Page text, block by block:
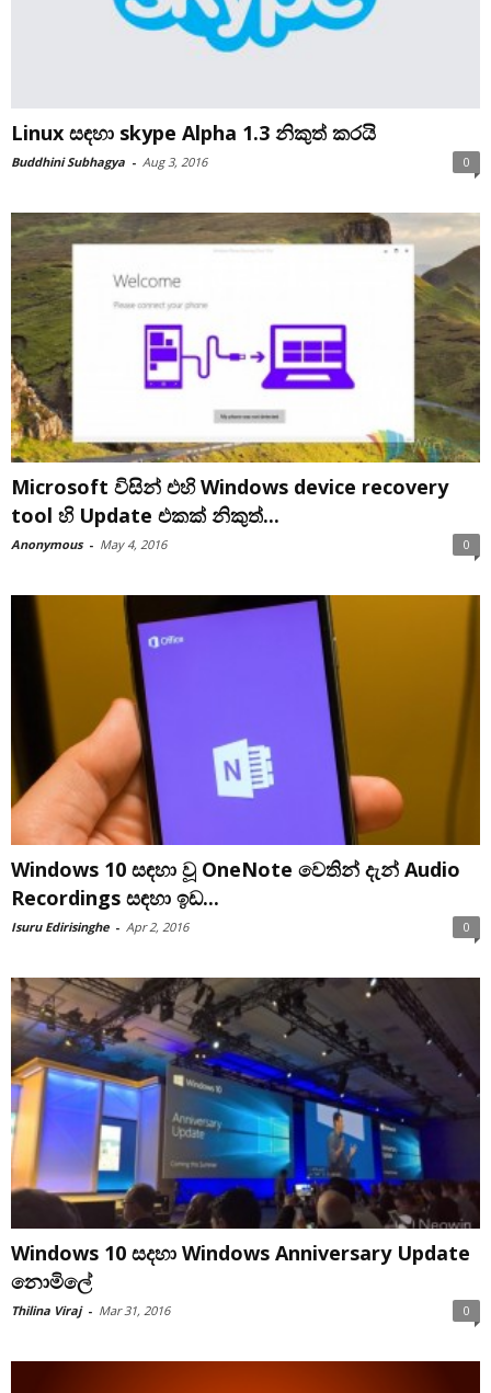
Linux සඳහා skype Alpha 1.3 නිකුත් කරයි
Buddhini Subhagya - Aug 3, 2016 0
Microsoft විසින් එහි Windows device recovery
tool හි Update එකක් නිකුත්...
Anonymous - May 4, 2016 0
Windows 10 සඳහා වූ OneNote වෙතින් දැන් Audio
Recordings සඳහා ඉඩ...
Isuru Edirisinghe - Apr 2, 2016 0
Windows 10 සදහා Windows Anniversary Update
නොමිලේ
Thilina Viraj - Mar 31, 2016 0